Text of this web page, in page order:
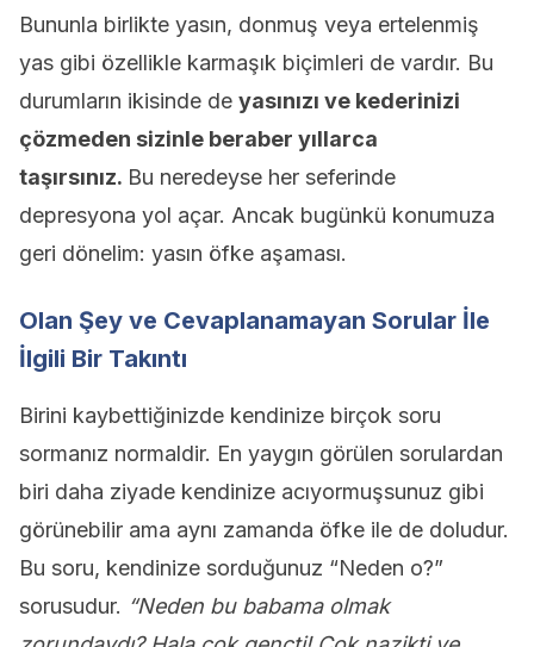
Bununla birlikte yasın, donmuş veya ertelenmiş
yas gibi özellikle karmaşık biçimleri de vardır. Bu
durumların ikisinde de yasınızı ve kederinizi
çözmeden sizinle beraber yıllarca
taşırsınız. Bu neredeyse her seferinde
depresyona yol açar. Ancak bugünkü konumuza
geri dönelim: yasın öfke aşaması.
Olan Şey ve Cevaplanamayan Sorular İle
İlgili Bir Takıntı
Birini kaybettiğinizde kendinize birçok soru
sormanız normaldir. En yaygın görülen sorulardan
biri daha ziyade kendinize acıyormuşsunuz gibi
görünebilir ama aynı zamanda öfke ile de doludur.
Bu soru, kendinize sorduğunuz “Neden o?”
sorusudur. “Neden bu babama olmak